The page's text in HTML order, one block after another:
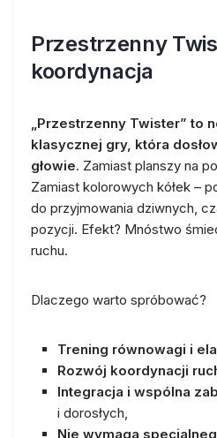
Przestrzenny
koordynacja
„Przestrzenny Twister” to
klasycznej gry, która
głowie. Zamiast planszy na
Zamiast kolorowych kółek –
do przyjmowania dziwnych,
pozycji. Efekt? Mnóstwo
ruchu.
Dlaczego warto spróbować?
Trening równowagi i
Rozwój koordynacji
Integracja i wspólna
i dorosłych,
Nie wymaga